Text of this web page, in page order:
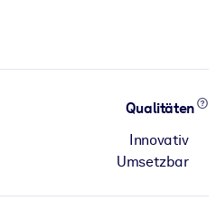
Qualitäten
Innovativ
Umsetzbar